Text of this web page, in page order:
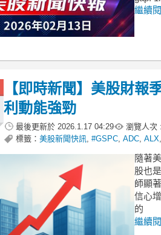
繼續
【即時新聞】美股財報
利動能強勁
最後更新於 2026.1.17 04:29 瀏覽人次 :
標籤： 美股新聞快訊 #GSPC ADC ALX
隨著
股也
師顯
信心
的
繼續